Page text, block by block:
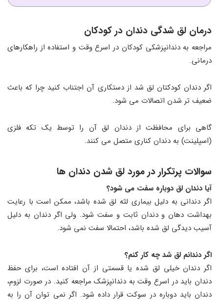
درمان لق شدگی دندان در کودکان
مراجعه به دندانپزشکی کودکان در اسرع وقت و استفاده از راهکارهای
درمانی.
اگر دندان کودکتان لق شد از دستکاری آن اجتناب کنید چرا که باعث
ضعیف‌ تر شدن اتصالات می‌ شود.
گاهی برای محافظت از دندان لق آن را توسط یک تکه فلزی
(اسپلینت) به دندان کناری متصل می‌ کنند.
سوالات پرتکرار در مورد لق شدن دندان ها
آیا دندان لق دوباره سفت می شود؟
اگر دندانی به دلیل بیماری لثه لق شده باشد، ممکن است با رعایت
بهداشت دهان و دندان ثابت و سفت شود. ولی اگر دندان به دلیل
آسیب دیدگی لق شده باشد، احتمالا سفت نمی شود.
اگر دندانم لق شد چه کار کنم؟
اگر دندان خیلی لق شده یا قسمتی از آن افتاده است، برای حفظ
دندان باید در اسرع وقت به دندانپزشک مراجعه کنید. در صورت لزوم،
دندان باید دوباره در سوکت قرار داده شود. اگر نمی توان آن را به